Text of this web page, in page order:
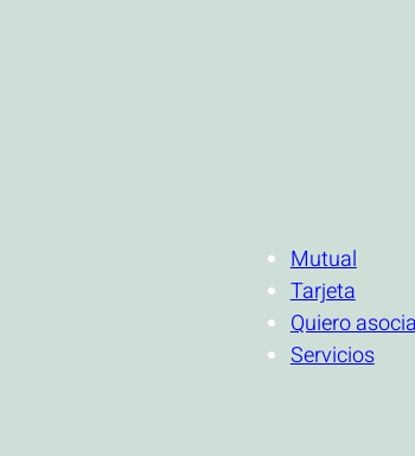
Mutual
Tarjeta
Quiero
Servicios